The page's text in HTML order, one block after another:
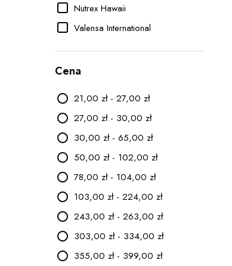
Nutrex Hawaii
Valensa International
Cena
21,00 zł - 27,00 zł
27,00 zł - 30,00 zł
30,00 zł - 65,00 zł
50,00 zł - 102,00 zł
78,00 zł - 104,00 zł
103,00 zł - 224,00 zł
243,00 zł - 263,00 zł
303,00 zł - 334,00 zł
355,00 zł - 399,00 zł